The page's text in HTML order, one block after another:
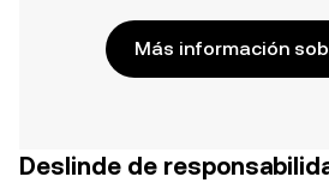
Más información
Deslinde de